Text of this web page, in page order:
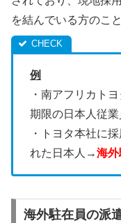
を結んでいる方のこと
例
・南アフリカト
期限の日本人従
・トヨタ本社に
れた日本人→海外
海外駐在員の派